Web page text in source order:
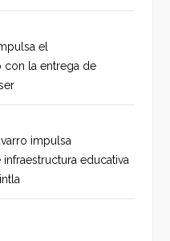
el
la entrega de
impulsa
educativa